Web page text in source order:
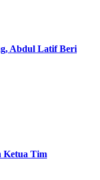
Abdul Latif Beri
Ketua Tim